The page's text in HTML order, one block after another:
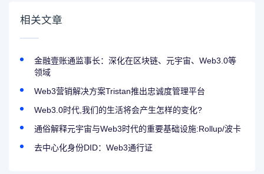
相关文章
金融壹账通监事长：深化在区块链、元宇宙、Web3.0等
领域
Web3营销解决方案Tristan推出忠诚度管理平台
Web3.0时代,我们的生活将会产生怎样的变化?
通俗解释元宇宙与Web3时代的重要基础设施:Rollup/波卡
去中心化身份DID：Web3通行证